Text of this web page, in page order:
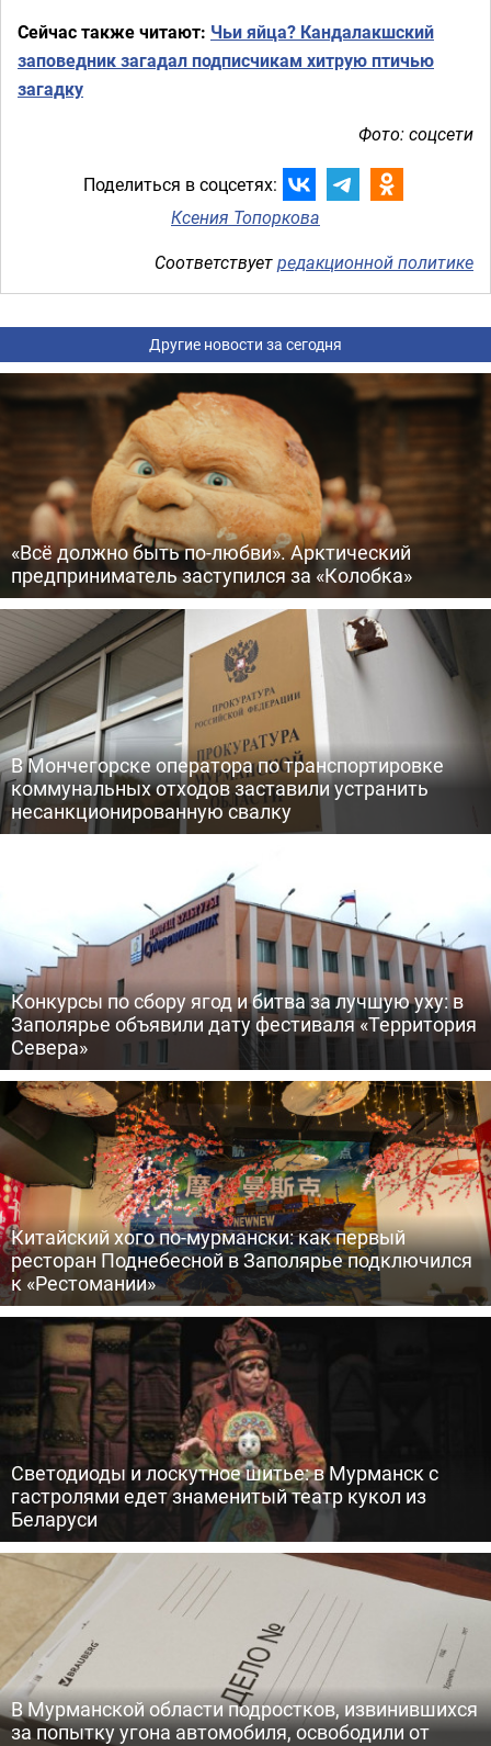
Сейчас также читают: Чьи яйца? Кандалакшский
заповедник загадал подписчикам хитрую птичью
загадку
Фото: соцсети
Поделиться в соцсетях:
Ксения Топоркова
Соответствуетредакционной политике
Другие новости за сегодня
«Всё должно быть по-любви». Арктический
предприниматель заступился за «Колобка»
В Мончегорске оператора по транспортировке
коммунальных отходов заставили устранить
несанкционированную свалку
Конкурсы по сбору ягод и битва за лучшую уху: в
Заполярье объявили дату фестиваля «Территория
Севера»
Китайский хого по-мурмански: как первый
ресторан Поднебесной в Заполярье подключился
к «Рестомании»
Светодиоды и лоскутное шитье: в Мурманск с
гастролями едет знаменитый театр кукол из
Беларуси
В Мурманской области подростков, извинившихся
за попытку угона автомобиля, освободили от